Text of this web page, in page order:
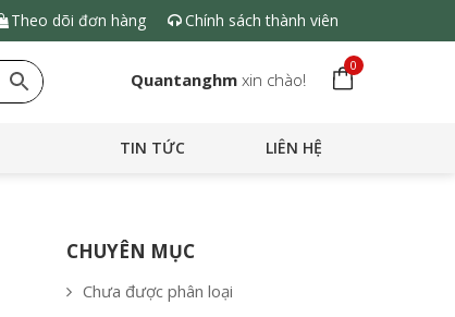
Theo dõi đơn hàng Chính sách thành viên
Quantanghm xin chào!
0
TIN TỨC LIÊN HỆ
CHUYÊN MỤC
Chưa được phân loại